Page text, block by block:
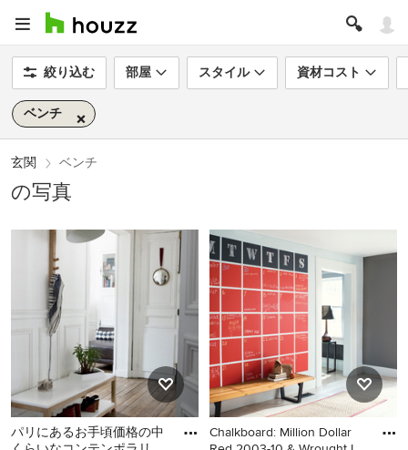
絞り込む 部屋 スタイル 資材コスト
ベンチ
玄関 ベンチ
の写真
パリにあるお手頃価格の中
Chalkboard: Million Dollar